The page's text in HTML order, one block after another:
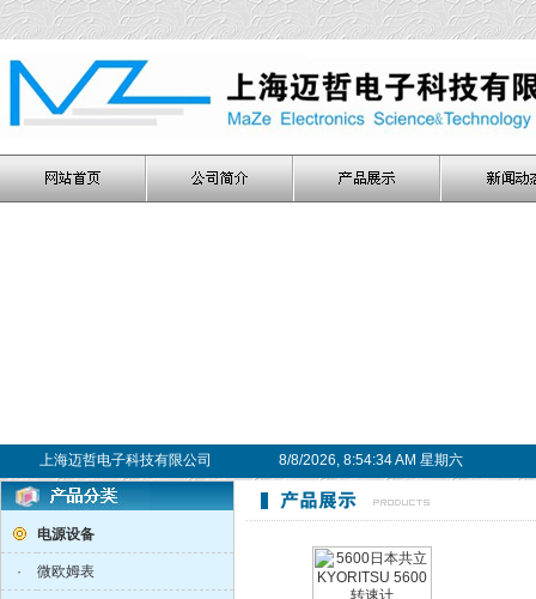
上海迈哲电子科技有限公司 8/8/2026, 8:54:34 AM 星期六
电源设备
· 微欧姆表